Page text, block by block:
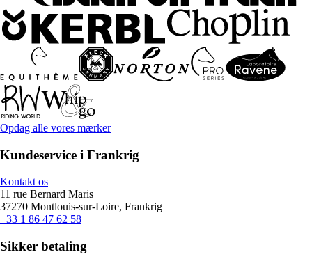
Opdag alle vores mærker
Kundeservice i Frankrig
Kontakt os
11 rue Bernard Maris
37270 Montlouis-sur-Loire, Frankrig
+33 1 86 47 62 58
Sikker betaling